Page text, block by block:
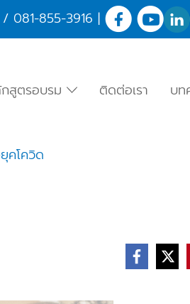
/ 081-855-3916 |
สูตรอบรม ติดต่อเรา บ
คโควิด